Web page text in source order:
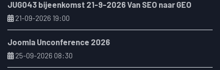
JUG043 bijeenkomst 21-9-2026 Van SEO naar GEO
21-09-2026 19:00
Joomla Unconference 2026
25-09-2026 08:30